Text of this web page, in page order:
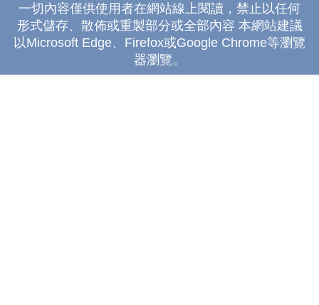
一切內容僅供使用者在網站線上閱讀，禁止以任何
形式儲存、散佈或重製部分或全部內容 本網站建議
以Microsoft Edge、Firefox或Google Chrome等瀏覽
器瀏覽。